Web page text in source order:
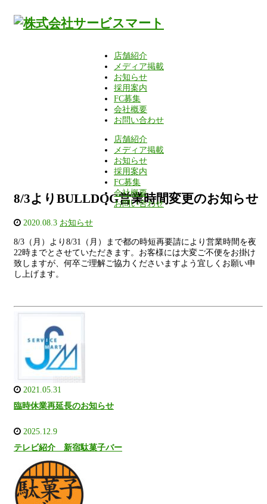
店舗紹介
メディア掲載
お知らせ
採用案内
FC募集
会社概要
お問い合わせ
店舗紹介
メディア掲載
お知らせ
採用案内
FC募集
会社概要
お問い合わせ
8/3よりBULLDOG営業時間変更のお知らせ
2020.08.3 お知らせ
8/3（月）より8/31（月）まで都の時短再要請により営業時間を夜
22時までとさせていただきます。お客様には大変ご不便をお掛け
致しますが、何卒ご理解ご協力くださいますよう宜しくお願い申
し上げます。
2021.05.31
臨時休業再延長のお知らせ
2025.12.9
テレビ紹介 新宿駄菓子バー